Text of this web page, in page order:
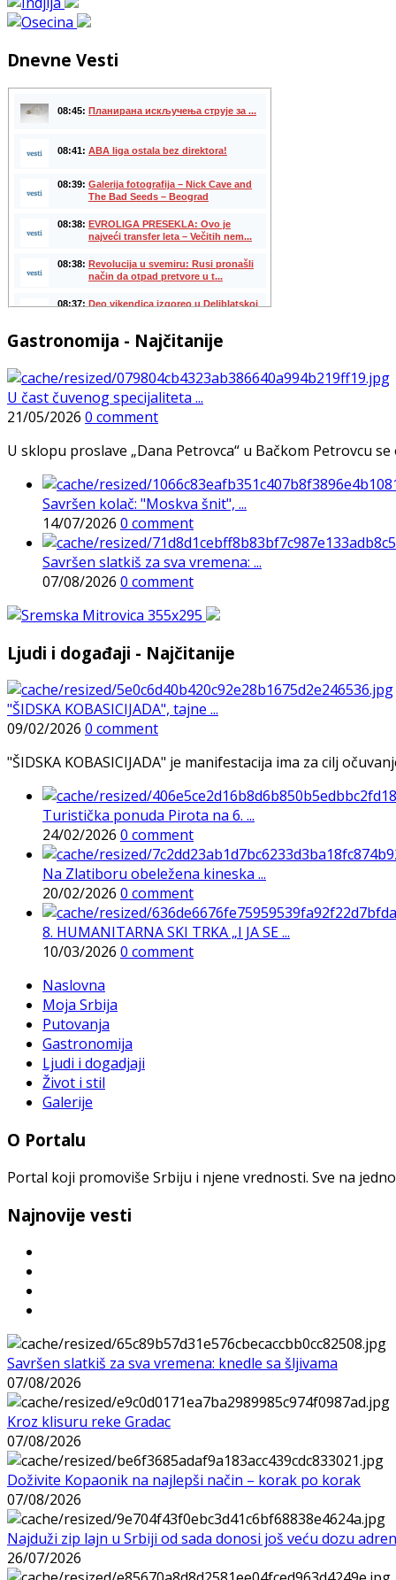
Dnevne Vesti
Gastronomija - Najčitanije
U čast čuvenog specijaliteta ...
21/05/2026 0 comment
U sklopu proslave „Dana Petrovca“ u Bačkom Petrovcu
Savršen kolač: "Moskva šnit", ...
14/07/2026 0 comment
Savršen slatkiš za sva vremena: ...
07/08/2026 0 comment
Ljudi i događaji - Najčitanije
"ŠIDSKA KOBASICIJADA", tajne ...
09/02/2026 0 comment
"ŠIDSKA KOBASICIJADA" je manifestacija ima za cilj
Turistička ponuda Pirota na 6. ...
24/02/2026 0 comment
Na Zlatiboru obeležena kineska ...
20/02/2026 0 comment
8. HUMANITARNA SKI TRKA „I JA SE ...
10/03/2026 0 comment
Naslovna
Moja Srbija
Putovanja
Gastronomija
Ljudi i dogadjaji
Život i stil
Galerije
O Portalu
Portal koji promoviše Srbiju i njene vrednosti. Sve na
Najnovije vesti
Savršen slatkiš za sva vremena: knedle sa šljivama
07/08/2026
Kroz klisuru reke Gradac
07/08/2026
Doživite Kopaonik na najlepši način – korak po korak
07/08/2026
Najduži zip lajn u Srbiji od sada donosi još veću dozu
26/07/2026